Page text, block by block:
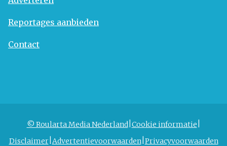
Reportages aanbieden
Contact
© Roularta Media Nederland Cookie informatie
Disclaimer Advertentievoorwaarden Privacyvoorwaarden